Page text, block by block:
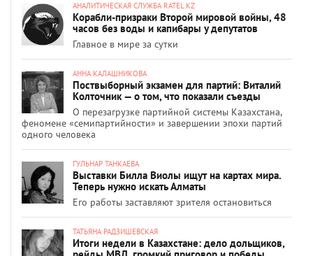
АНАЛИТИЧЕСКАЯ СЛУЖБА RATEL.KZ
Корабли-призраки Второй мировой войны, 48
часов без воды и капибары у депутатов
Главное в мире за сутки
АННА КАЛАШНИКОВА
Поствыборный экзамен для партий: Виталий
Колточник — о том, что показали съезды
О перезагрузке партийной системы Казахстана,
феномене «семипартийности» и завершении эпохи партий
одного человека
ГУЛЬНАР ТАНКАЕВА
Выставки Билла Виолы ищут на картах мира.
Теперь нужно искать Алматы
Его работы заставляют зрителя остановиться
ТАТЬЯНА РАДЗИШЕВСКАЯ
Итоги недели в Казахстане: дело дольщиков,